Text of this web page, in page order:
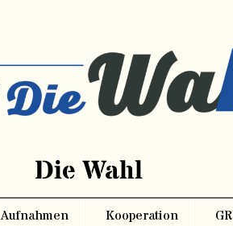
Die Wahl
Aufnahmen Kooperation